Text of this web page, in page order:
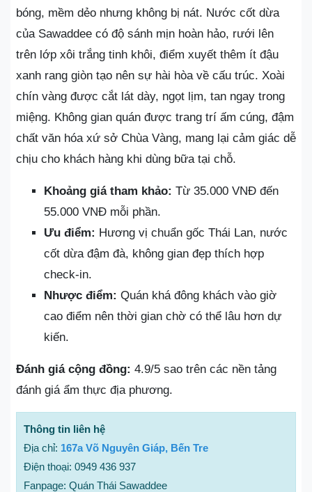
bóng, mềm dẻo nhưng không bị nát. Nước cốt dừa
của Sawaddee có độ sánh mịn hoàn hảo, rưới lên
trên lớp xôi trắng tinh khôi, điểm xuyết thêm ít đậu
xanh rang giòn tạo nên sự hài hòa về cấu trúc. Xoài
chín vàng được cắt lát dày, ngọt lịm, tan ngay trong
miệng. Không gian quán được trang trí ấm cúng, đậm
chất văn hóa xứ sở Chùa Vàng, mang lại cảm giác dễ
chịu cho khách hàng khi dùng bữa tại chỗ.
Khoảng giá tham khảo: Từ 35.000 VNĐ đến
55.000 VNĐ mỗi phần.
Ưu điểm: Hương vị chuẩn gốc Thái Lan, nước
cốt dừa đậm đà, không gian đẹp thích hợp
check-in.
Nhược điểm: Quán khá đông khách vào giờ
cao điểm nên thời gian chờ có thể lâu hơn dự
kiến.
Đánh giá cộng đồng: 4.9/5 sao trên các nền tảng
đánh giá ẩm thực địa phương.
Thông tin liên hệ
Địa chỉ: 167a Võ Nguyên Giáp, Bến Tre
Điện thoại: 0949 436 937
Fanpage: Quán Thái Sawaddee